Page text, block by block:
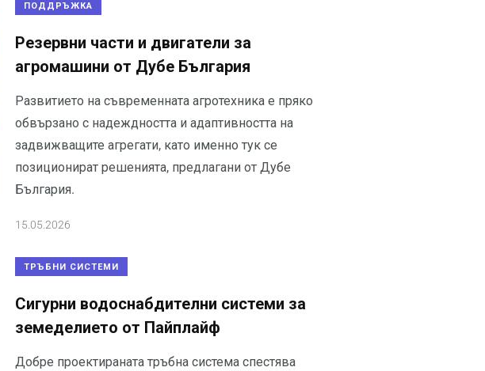
ПОДДРЪЖКА
Резервни части и двигатели за
агромашини от Дубе България
Развитието на съвременната агротехника е пряко
обвързано с надеждността и адаптивността на
задвижващите агрегати, като именно тук се
позиционират решенията, предлагани от Дубе
България.
15.05.2026
ТРЪБНИ СИСТЕМИ
Сигурни водоснабдителни системи за
земеделието от Пайплайф
Добре проектираната тръбна система спестява